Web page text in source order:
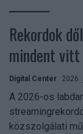
Rekordok
mindent vitt
Digital Center 2026.
A 2026-os
közszolgálati